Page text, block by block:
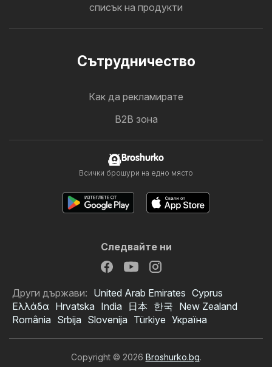
списък на продукти
Cътрудничество
Как да рекламирате
B2B зона
Broshurko
Всички брошури на едно място
Следвайте ни
Други държави: United Arab Emirates Cyprus
Ελλάδα Hrvatska India 日本 한국 New Zealand
România Srbija Slovenija Türkiye Україна
Copyright © 2026 Broshurko.bg.